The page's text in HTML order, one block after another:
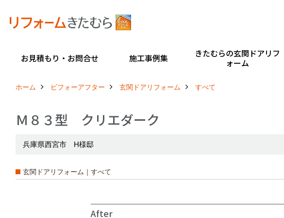
お見積もり・お問合せ 施工事例集
きたむらの玄関ドアリフ
ォーム
ホーム ビフォーアフター 玄関ドアリフォーム すべて
Ｍ８３型 クリエダーク
兵庫県西宮市 H様邸
玄関ドアリフォーム｜すべて
After